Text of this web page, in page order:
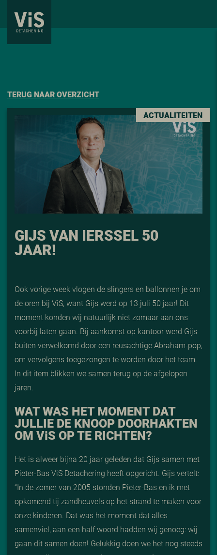
TERUG NAAR OVERZICHT
ACTUALITEITEN
GIJS VAN IERSSEL 50
JAAR!
Ook vorige week vlogen de slingers en ballonnen je om
de oren bij ViS, want Gijs werd op 13 juli 50 jaar! Dit
moment konden wij natuurlijk niet zomaar aan ons
voorbij laten gaan. Bij aankomst op kantoor werd Gijs
buiten verwelkomd door een reusachtige Abraham-pop,
om vervolgens toegezongen te worden door het team.
In dit item blikken we samen terug op de afgelopen
jaren.
WAT WAS HET MOMENT DAT
JULLIE DE KNOOP DOORHAKTEN
OM ViS OP TE RICHTEN?
Het is alweer bijna 20 jaar geleden dat Gijs samen met
Pieter-Bas ViS Detachering heeft opgericht. Gijs vertelt:
“In de zomer van 2005 stonden Pieter-Bas en ik met
opkomend tij zandheuvels op het strand te maken voor
onze kinderen. Dat was het moment dat alles
samenviel, aan een half woord hadden wij genoeg: wij
gaan dit samen doen! Gelukkig doen we het nog steeds